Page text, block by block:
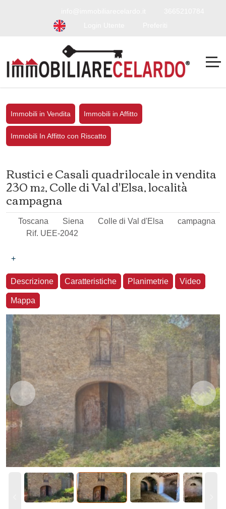
Immobili in Vendita Immobili in Affitto
Immobili In Affitto con Riscatto
Rustici e Casali quadrilocale in vendita
230 m², Colle di Val d'Elsa, località
campagna
Toscana Siena Colle di Val d'Elsa
campagna
Rif. UEE-2042
+
Descrizione Caratteristiche Planimetrie Video
Mappa